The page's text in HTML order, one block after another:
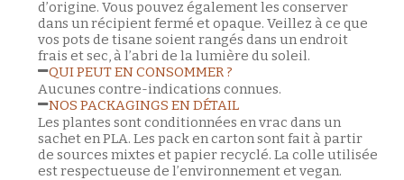
d’origine. Vous pouvez également les conserver
dans un récipient fermé et opaque. Veillez à ce que
vos pots de tisane soient rangés dans un endroit
frais et sec, à l’abri de la lumière du soleil.
QUI PEUT EN CONSOMMER ?
Aucunes contre-indications connues.
NOS PACKAGINGS EN DÉTAIL
Les plantes sont conditionnées en vrac dans un
sachet en PLA. Les pack en carton sont fait à partir
de sources mixtes et papier recyclé. La colle utilisée
est respectueuse de l’environnement et vegan.